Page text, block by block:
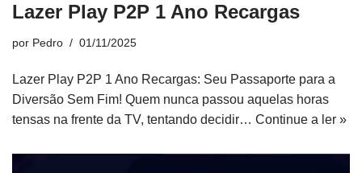
Lazer Play P2P 1 Ano Recargas
por Pedro 01/11/2025
Lazer Play P2P 1 Ano Recargas: Seu Passaporte para a
Diversão Sem Fim! Quem nunca passou aquelas horas
tensas na frente da TV, tentando decidir… Continue a ler »